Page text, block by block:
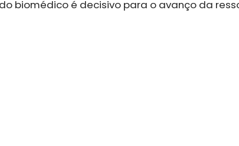
biomédico é decisivo para o avanço da